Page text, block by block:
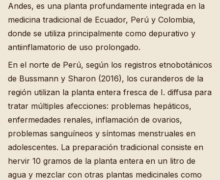
Andes, es una planta profundamente integrada en la
medicina tradicional de Ecuador, Perú y Colombia,
donde se utiliza principalmente como depurativo y
antiinflamatorio de uso prolongado.
En el norte de Perú, según los registros etnobotánicos
de Bussmann y Sharon (2016), los curanderos de la
región utilizan la planta entera fresca de I. diffusa para
tratar múltiples afecciones: problemas hepáticos,
enfermedades renales, inflamación de ovarios,
problemas sanguíneos y síntomas menstruales en
adolescentes. La preparación tradicional consiste en
hervir 10 gramos de la planta entera en un litro de
agua y mezclar con otras plantas medicinales como